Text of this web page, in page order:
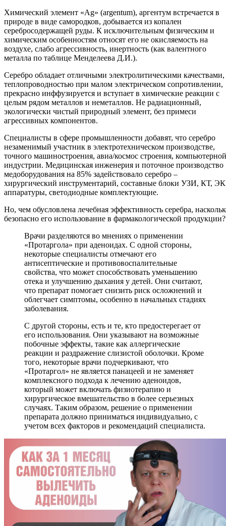
Химический элемент «Ag» (argentum), аргентум встречается в
природе в виде самородков, добывается из копален
серебросодержащей руды. К исключительным физическим и
химическим особенностям относят его не окисляемость на
воздухе, слабо агрессивность, инертность (как валентного
металла по таблице Менделеева Д.И.).
Серебро обладает отличными электролитическими качествами,
теплопроводностью при малом электрическом сопротивлении,
прекрасно инффузируется и вступает в химические реакции с
целым рядом металлов и неметаллов. Не радиационный,
экологически чистый природный элемент, без примеси
агрессивных компонентов.
Специалисты в сфере промышленности добавят, что серебро
незаменимый участник в электротехническом производстве,
точного машиностроения, авиа/космос строения, компьютерной
индустрии. Медицинская инженерия и поточное производство
медоборудования на 85% задействовало серебро –
хирургический инструментарий, составные блоки УЗИ, КТ,
аппаратуры, светодиодные комплектующие.
Но, чем обусловлена лечебная эффективность серебра,
безопасно его использование в фармакологической продукции?
Врачи разделяются во мнениях о применении
«Протаргола» при аденоидах. С одной стороны,
некоторые специалисты отмечают его
антисептические и противовоспалительные
свойства, что может способствовать уменьшению
отека и улучшению дыхания у детей. Они считают,
что препарат помогает снизить риск осложнений и
облегчает симптомы, особенно в начальных стадиях
заболевания.
С другой стороны, есть и те, кто предостерегает от
его использования. Они указывают на возможные
побочные эффекты, такие как аллергические
реакции и раздражение слизистой оболочки. Кроме
того, некоторые врачи подчеркивают, что
«Протаргол» не является панацеей и не заменяет
комплексного подхода к лечению аденоидов,
который может включать физиотерапию и
хирургическое вмешательство в более серьезных
случаях. Таким образом, решение о применении
препарата должно приниматься индивидуально, с
учетом всех факторов и рекомендаций специалиста.